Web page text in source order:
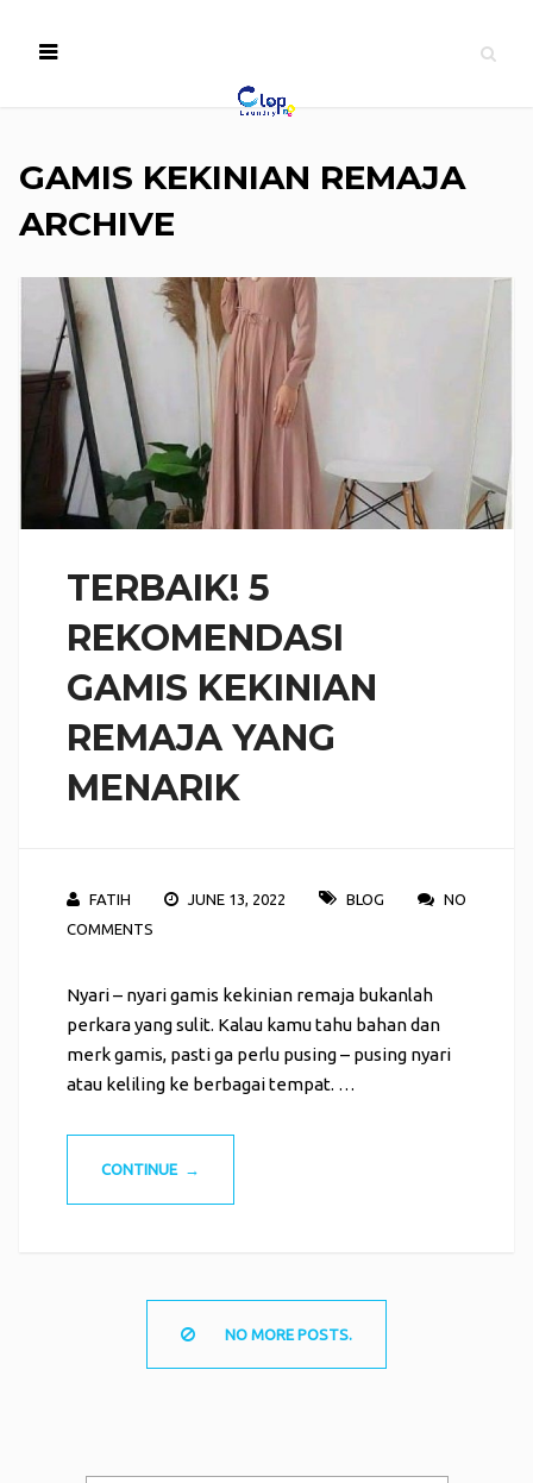
GAMIS KEKINIAN REMAJA
ARCHIVE
TERBAIK! 5
REKOMENDASI
GAMIS KEKINIAN
REMAJA YANG
MENARIK
FATIH JUNE 13, 2022 BLOG
NO
COMMENTS
Nyari – nyari gamis kekinian remaja bukanlah
perkara yang sulit. Kalau kamu tahu bahan dan
merk gamis, pasti ga perlu pusing – pusing nyari
atau keliling ke berbagai tempat. …
CONTINUE →
NO MORE POSTS.